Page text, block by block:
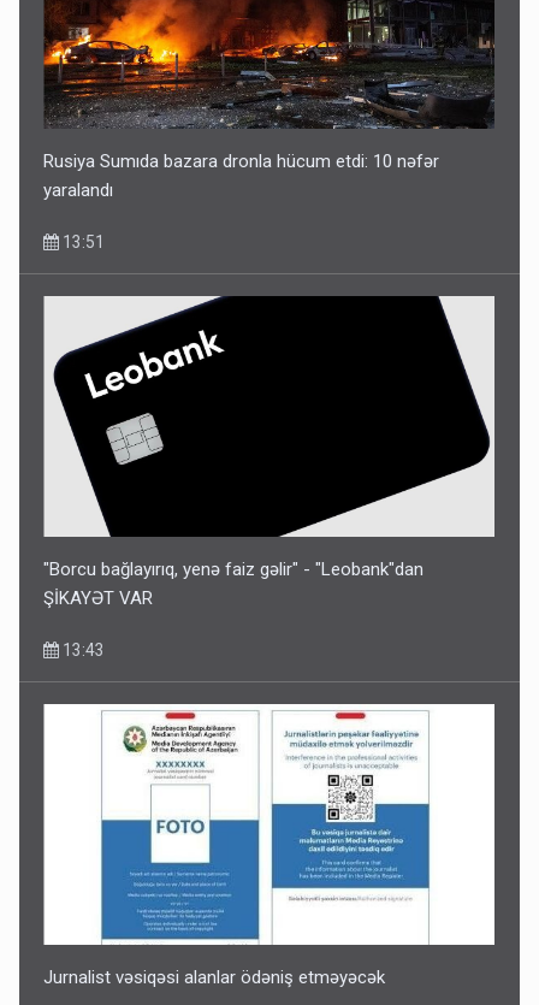
Rusiya Sumıda bazara dronla hücum etdi: 10 nəfər
yaralandı
13:51
"Borcu bağlayırıq, yenə faiz gəlir" - "Leobank"dan
ŞİKAYƏT VAR
13:43
Jurnalist vəsiqəsi alanlar ödəniş etməyəcək